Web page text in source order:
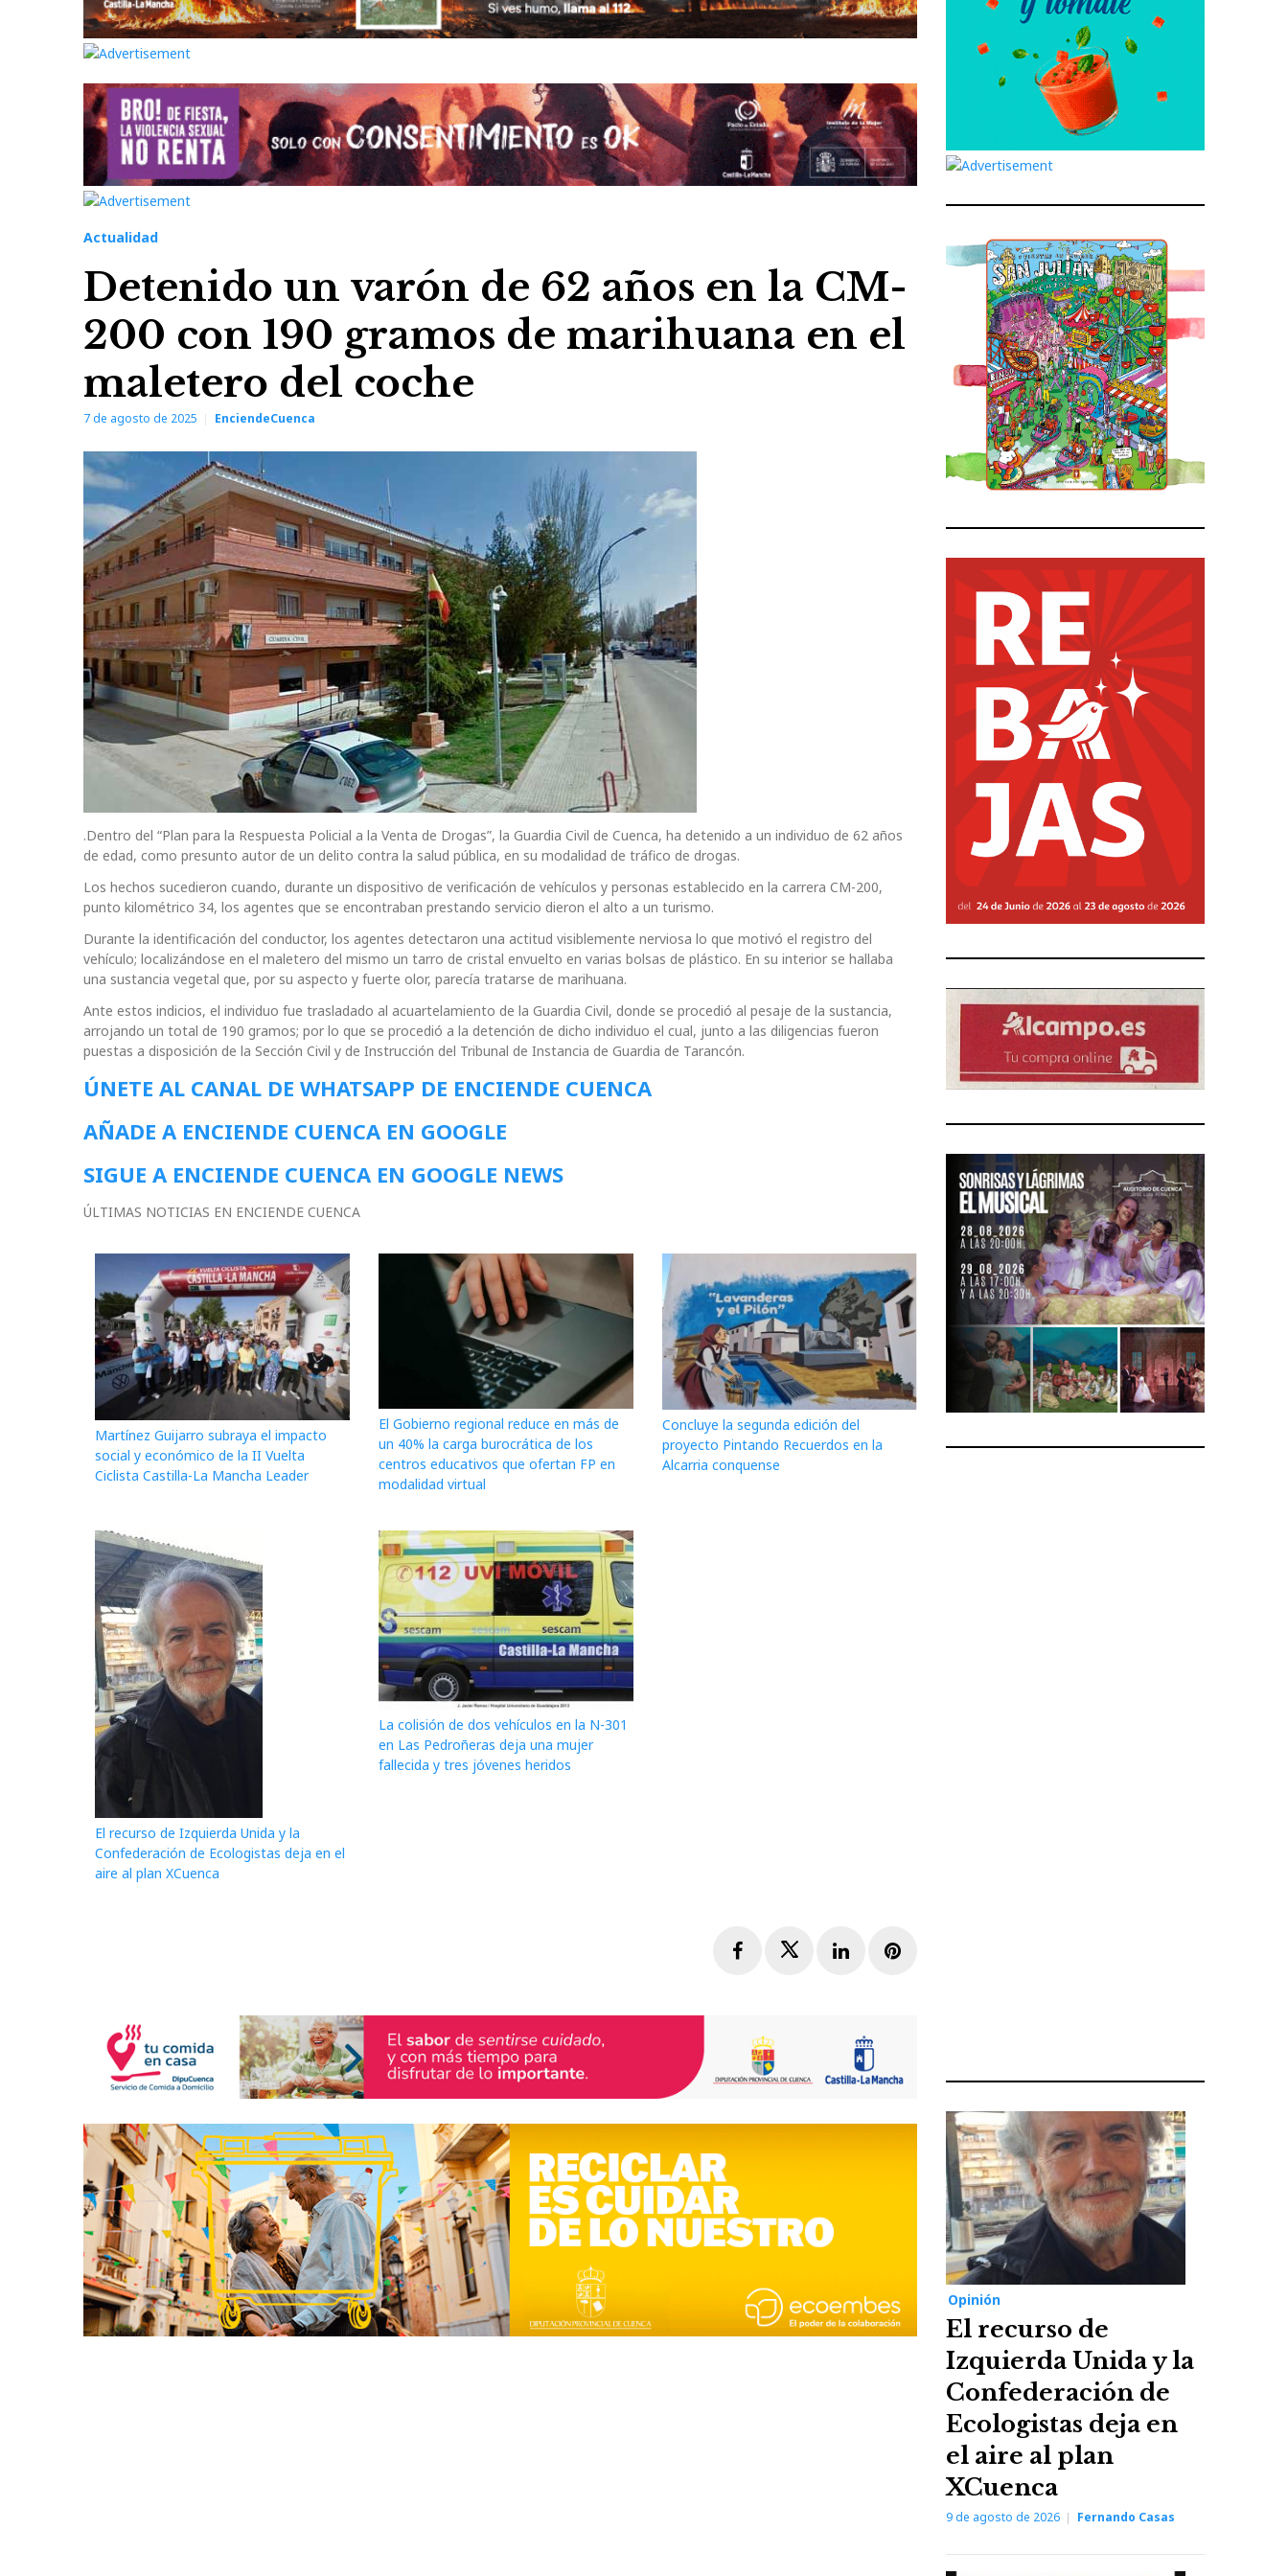
Actualidad
Detenido un varón de 62 años en la CM-
200 con 190 gramos de marihuana en el
maletero del coche
7 de agosto de 2025 EnciendeCuenca
.Dentro del “Plan para la Respuesta Policial a la Venta de Drogas”, la Guardia Civil de Cuenca, ha detenido a un individuo de 62 años
de edad, como presunto autor de un delito contra la salud pública, en su modalidad de tráfico de drogas.
Los hechos sucedieron cuando, durante un dispositivo de verificación de vehículos y personas establecido en la carrera CM-200,
punto kilométrico 34, los agentes que se encontraban prestando servicio dieron el alto a un turismo.
Durante la identificación del conductor, los agentes detectaron una actitud visiblemente nerviosa lo que motivó el registro del
vehículo; localizándose en el maletero del mismo un tarro de cristal envuelto en varias bolsas de plástico. En su interior se hallaba
una sustancia vegetal que, por su aspecto y fuerte olor, parecía tratarse de marihuana.
Ante estos indicios, el individuo fue trasladado al acuartelamiento de la Guardia Civil, donde se procedió al pesaje de la sustancia,
arrojando un total de 190 gramos; por lo que se procedió a la detención de dicho individuo el cual, junto a las diligencias fueron
puestas a disposición de la Sección Civil y de Instrucción del Tribunal de Instancia de Guardia de Tarancón.
ÚNETE AL CANAL DE WHATSAPP DE ENCIENDE CUENCA
AÑADE A ENCIENDE CUENCA EN GOOGLE
SIGUE A ENCIENDE CUENCA EN GOOGLE NEWS
ÚLTIMAS NOTICIAS EN ENCIENDE CUENCA
Martínez Guijarro subraya el impacto
social y económico de la II Vuelta
Ciclista Castilla-La Mancha Leader
El Gobierno regional reduce en más de
un 40% la carga burocrática de los
centros educativos que ofertan FP en
modalidad virtual
Concluye la segunda edición del
proyecto Pintando Recuerdos en la
Alcarria conquense
El recurso de Izquierda Unida y la
Confederación de Ecologistas deja en el
aire al plan XCuenca
La colisión de dos vehículos en la N-301
en Las Pedroñeras deja una mujer
fallecida y tres jóvenes heridos
FacebookTwitterLinkedInPinterest
Opinión
El recurso de
Izquierda Unida y la
Confederación de
Ecologistas deja en
el aire al plan
XCuenca
9 de agosto de 2026 Fernando Casas